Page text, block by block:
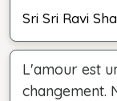
Sri Sri Ravi
L'amour est
changement.